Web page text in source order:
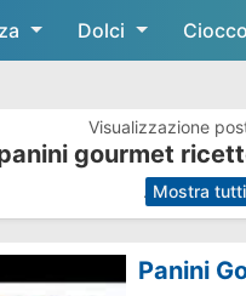
Dolci
Visualizzazione
gourmet
. Mostra
Panini